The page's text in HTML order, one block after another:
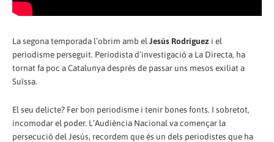
La segona temporada l’obrim amb el Jesús Rodríguez i el
periodisme perseguit. Periodista d’investigació a La Directa, ha
tornat fa poc a Catalunya després de passar uns mesos exiliat a
Suïssa.
El seu delicte? Fer bon periodisme i tenir bones fonts. I sobretot,
incomodar el poder. L’Audiència Nacional va començar la
persecució del Jesús, recordem que és un dels periodistes que ha